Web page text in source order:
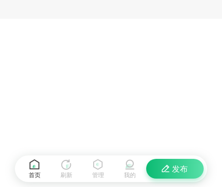
首页 刷新
发布
管理 我的